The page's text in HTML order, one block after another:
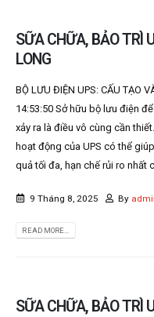
SỮA CHỮA, BẢO TRÌ
LONG
BỘ LƯU ĐIỆN UPS: CẤU TẠO
14:53:50 Sở hữu bộ lưu điện
xảy ra là điều vô cùng cần
hoạt động của UPS có thể
quả tối đa, hạn chế rủi ro nhất
9 Tháng 8, 2025 By
READ MORE...
SỮA CHỮA, BẢO TRÌ